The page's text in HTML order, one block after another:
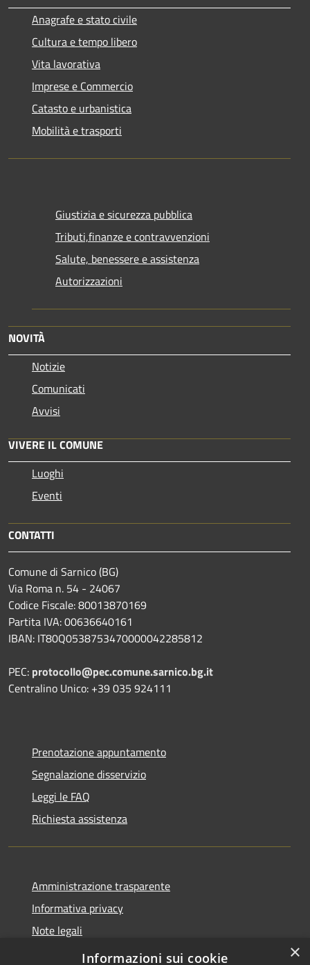
Anagrafe e stato civile
Cultura e tempo libero
Vita lavorativa
Imprese e Commercio
Catasto e urbanistica
Mobilità e trasporti
Giustizia e sicurezza pubblica
Tributi,finanze e contravvenzioni
Salute, benessere e assistenza
Autorizzazioni
NOVITÀ
Notizie
Comunicati
Avvisi
VIVERE IL COMUNE
Luoghi
Eventi
CONTATTI
Comune di Sarnico (BG)
Via Roma n. 54 - 24067
Codice Fiscale: 80013870169
Partita IVA: 00636640161
IBAN: IT80Q0538753470000042285812
PEC: protocollo@pec.comune.sarnico.bg.it
Centralino Unico: +39 035 924111
Prenotazione appuntamento
Segnalazione disservizio
Leggi le FAQ
Richiesta assistenza
Amministrazione trasparente
Informativa privacy
Note legali
Dichiarazione di accessibilità
×
Informazioni sui cookie